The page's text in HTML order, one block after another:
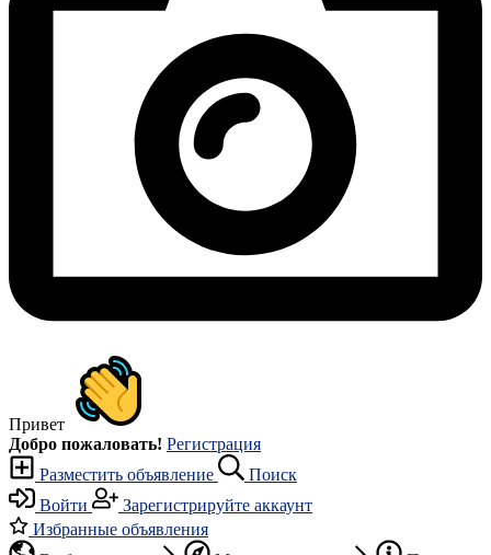
Привет
Добро пожаловать! Регистрация
Разместить объявление
Поиск
Войти
Зарегистрируйте аккаунт
Избранные объявления